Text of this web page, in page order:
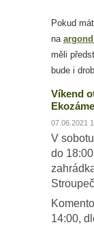
Pokud
na
měli
bude i
Víkend
07.06.2021
V sobotu
do
14:00,